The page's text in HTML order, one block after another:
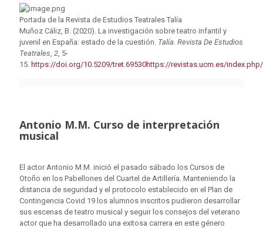
Portada de la Revista de Estudios Teatrales Talía
Muñoz Cáliz, B. (2020). La investigación sobre teatro infantil y
juvenil en España: estado de la cuestión. Talía. Revista De Estudios
Teatrales, 2, 5-
15. https://doi.org/10.5209/tret.69530https://revistas.ucm.es/
Antonio M.M. Curso de interpretación
musical
El actor Antonio M.M. inició el pasado sábado los Cursos de
Otoño en los Pabellones del Cuartel de Artillería. Manteniendo la
distancia de seguridad y el protocolo establecido en el Plan de
Contingencia Covid 19 los alumnos inscritos pudieron desarrollar
sus escenas de teatro musical y seguir los consejos del veterano
actor que ha desarrollado una exitosa carrera en este género